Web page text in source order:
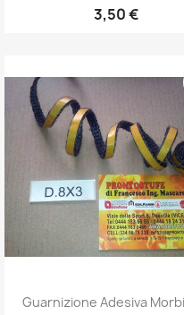
3,50 €
Anteprima
Guarnizione Adesiva